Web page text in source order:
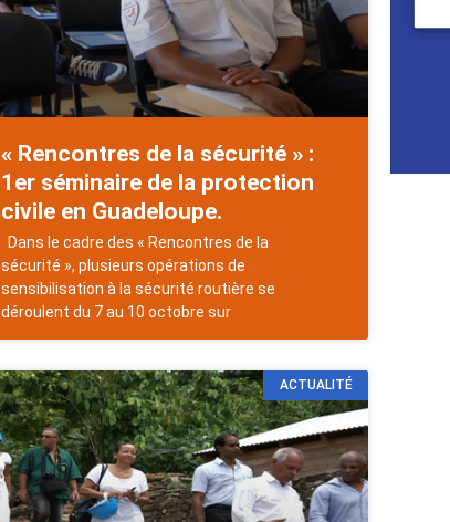
« Rencontres de la sécurité » :
1er séminaire de la protection
civile en Guadeloupe.
Dans le cadre des « Rencontres de la
sécurité », plusieurs opérations de
sensibilisation à la sécurité routière se
déroulent du 7 au 10 octobre sur
ACTUALITÉ